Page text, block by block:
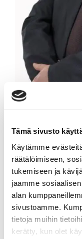
Tämä sivusto
Käytämme
räätälöimiseen,
tukemiseen ja
jaamme
alan
sivustoamme.
tietoja muihin
kerätty, kun olet
Myyntipäällikkö,
kaupanvahvistaja
Sp-Koti Kouvola |
+358 50 330
WhatsApp